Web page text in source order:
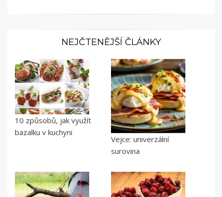
NEJČTENĚJŠÍ ČLÁNKY
10 způsobů, jak využít
bazalku v kuchyni
Vejce: univerzální
surovina